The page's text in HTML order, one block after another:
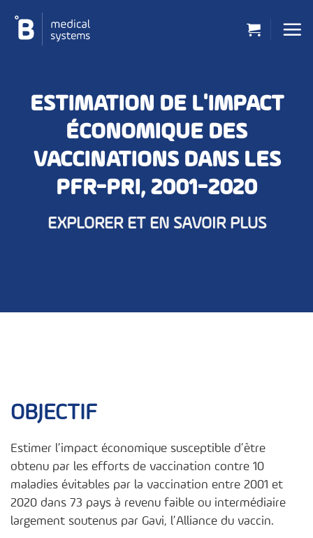
contenu
ESTIMATION DE L'IMPACT
ÉCONOMIQUE DES
VACCINATIONS DANS LES
PFR-PRI, 2001-2020
EXPLORER ET EN SAVOIR PLUS
OBJECTIF
Estimer l’impact économique susceptible d’être
obtenu par les efforts de vaccination contre 10
maladies évitables par la vaccination entre 2001 et
2020 dans 73 pays à revenu faible ou intermédiaire
largement soutenus par Gavi, l’Alliance du vaccin.